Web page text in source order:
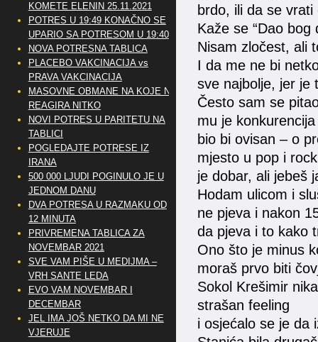
brdo, ili da se
Kaže se “Dao
Nisam zločest, ali
I da me ne bi
sve najbolje, jer je
Često sam se
mu je
bio bi ovisan – o
mjesto u pop i
je dobar, ali jebeš
Hodam ulicom i
ne pjeva i nakon
da pjeva i to kako
Ono što je minus
moraš prvo biti
Sokol Krešimir
strašan feeling
i osjećalo se je da
KOMETE ELENIN 25.11.2021
POTRES U 19:49 KONAČNO SE
UPARIO SA POTRESOM U 19:40
NOVA POTRESNA TABLICA
PLACEBO VAKCINACIJA vs
PRAVA VAKCINACIJA
MASOVNE OBMANE NA KOJE NE
REAGIRA NITKO
NOVI POTRES U PARITETU NA
TABLICI
POGLEDAJTE POTRESE IZ
IRANA
500 000 LJUDI POGINULO JE U
JEDNOM DANU
DVA POTRESA U RAZMAKU OD
12 MINUTA
PRIVREMENA TABLICA ZA
NOVEMBAR 2021
SVE VAM PIŠE U MEDIJMA –
VRH SANTE LEDA
EVO VAM NOVEMBAR I
DECEMBAR
JEL IMA JOŠ NETKO DA MI NE
VJERUJE